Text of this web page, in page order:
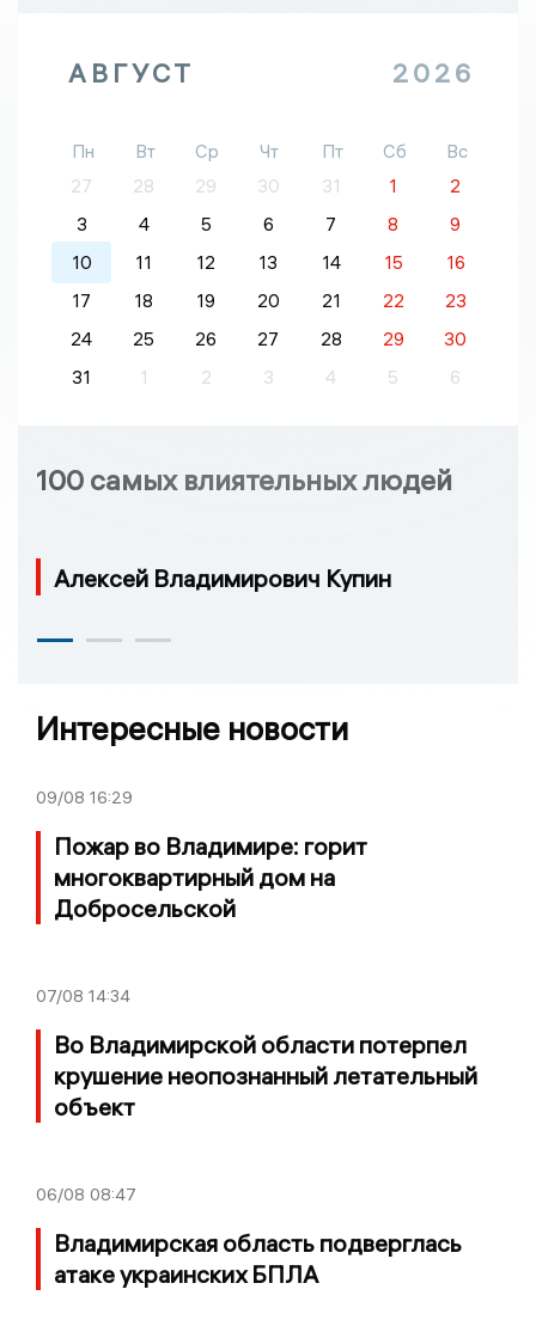
АВГУСТ 2026
Пн Вт Ср Чт Пт Сб
Вс
27
28 29 30 31 1
2
3
4 5 6 7 8
9
10
11 12 13 14 15
16
17
18 19 20 21 22
23
24
25 26 27 28 29
30
31
1 2 3 4 5 6
100 самых влиятельных людей
Алексей Владимирович Купин
Интересные новости
09/08 16:29
Пожар во Владимире: горит
многоквартирный дом на
Добросельской
07/08 14:34
Во Владимирской области потерпел
крушение неопознанный летательный
объект
06/08 08:47
Владимирская область подверглась
атаке украинских БПЛА